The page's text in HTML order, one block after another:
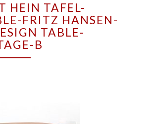
HEIN TAFEL-
FRITZ HANSEN-
TABLE-
B